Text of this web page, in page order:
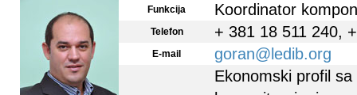
Funkcija Koordinator
Telefon + 381 18 511 240,
E-mail
goran@ledib.org
Ekonomski profil